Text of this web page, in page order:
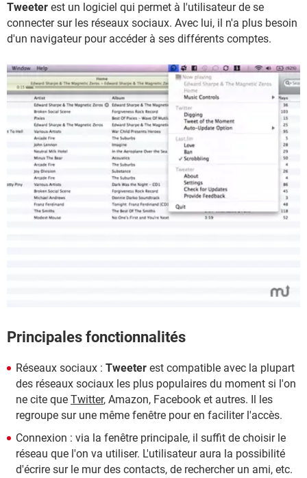
Tweeter est un logiciel qui permet à l'utilisateur de se
connecter sur les réseaux sociaux. Avec lui, il n'a plus besoin
d'un navigateur pour accéder à ses différents comptes.
Principales fonctionnalités
Réseaux sociaux : Tweeter est compatible avec la plupart
des réseaux sociaux les plus populaires du moment si l'on
ne cite que Twitter, Amazon, Facebook et autres. Il les
regroupe sur une même fenêtre pour en faciliter l'accès.
Connexion : via la fenêtre principale, il suffit de choisir le
réseau que l'on va utiliser. L'utilisateur aura la possibilité
d'écrire sur le mur des contacts, de rechercher un ami, etc.